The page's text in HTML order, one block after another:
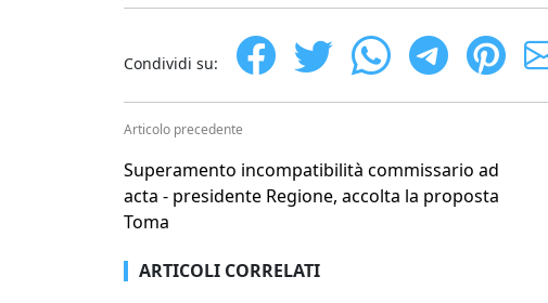
Condividi su:
Articolo precedente
Superamento incompatibilità commissario ad
acta - presidente Regione, accolta la proposta
Toma
ARTICOLI CORRELATI